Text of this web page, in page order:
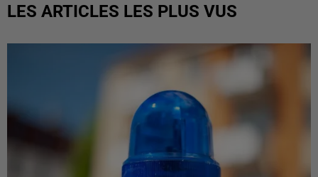
LES ARTICLES LES PLUS VUS